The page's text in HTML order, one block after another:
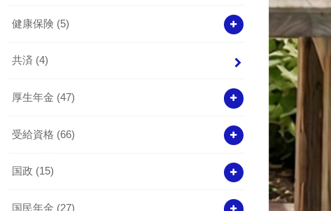
健康保険 (5)
共済 (4)
厚生年金 (47)
受給資格 (66)
国政 (15)
国民年金 (27)